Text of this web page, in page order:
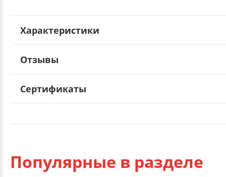
Характеристики
Отзывы
Сертификаты
Популярные в разделе